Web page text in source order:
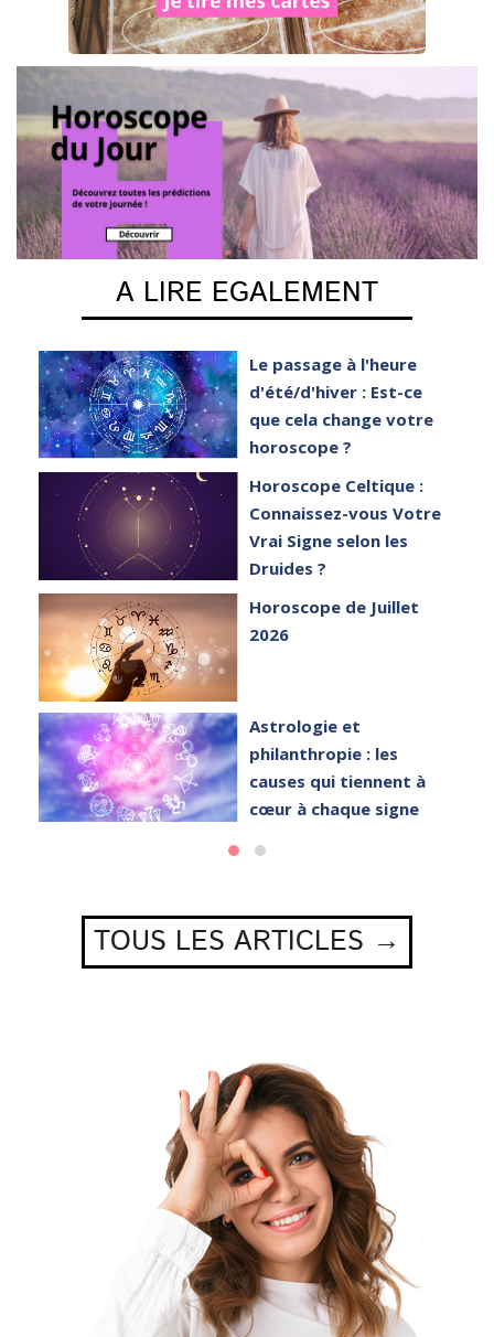
A LIRE EGALEMENT
Le passage à l'heure
d'été/d'hiver : Est-ce
que cela change votre
horoscope ?
Horoscope Celtique :
Connaissez-vous Votre
Vrai Signe selon les
Druides ?
Horoscope de Juillet
2026
Astrologie et
philanthropie : les
causes qui tiennent à
cœur à chaque signe
TOUS LES ARTICLES →